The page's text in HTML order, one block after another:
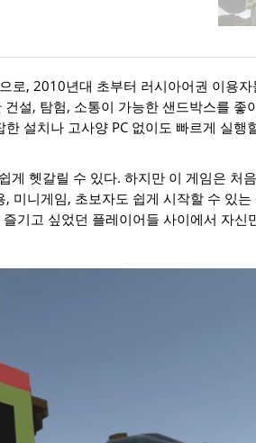
로, 2010년대 초부터 러시아어권 이용자
설, 탐험, 소통이 가능한 샌드박스를 좋
설치나 고사양 PC 없이도 빠르게 실행
게 헷갈릴 수 있다. 하지만 이 게임은 처
미니게임, 초보자도 쉽게 시작할 수 있는
기고 싶었던 플레이어들 사이에서 자신